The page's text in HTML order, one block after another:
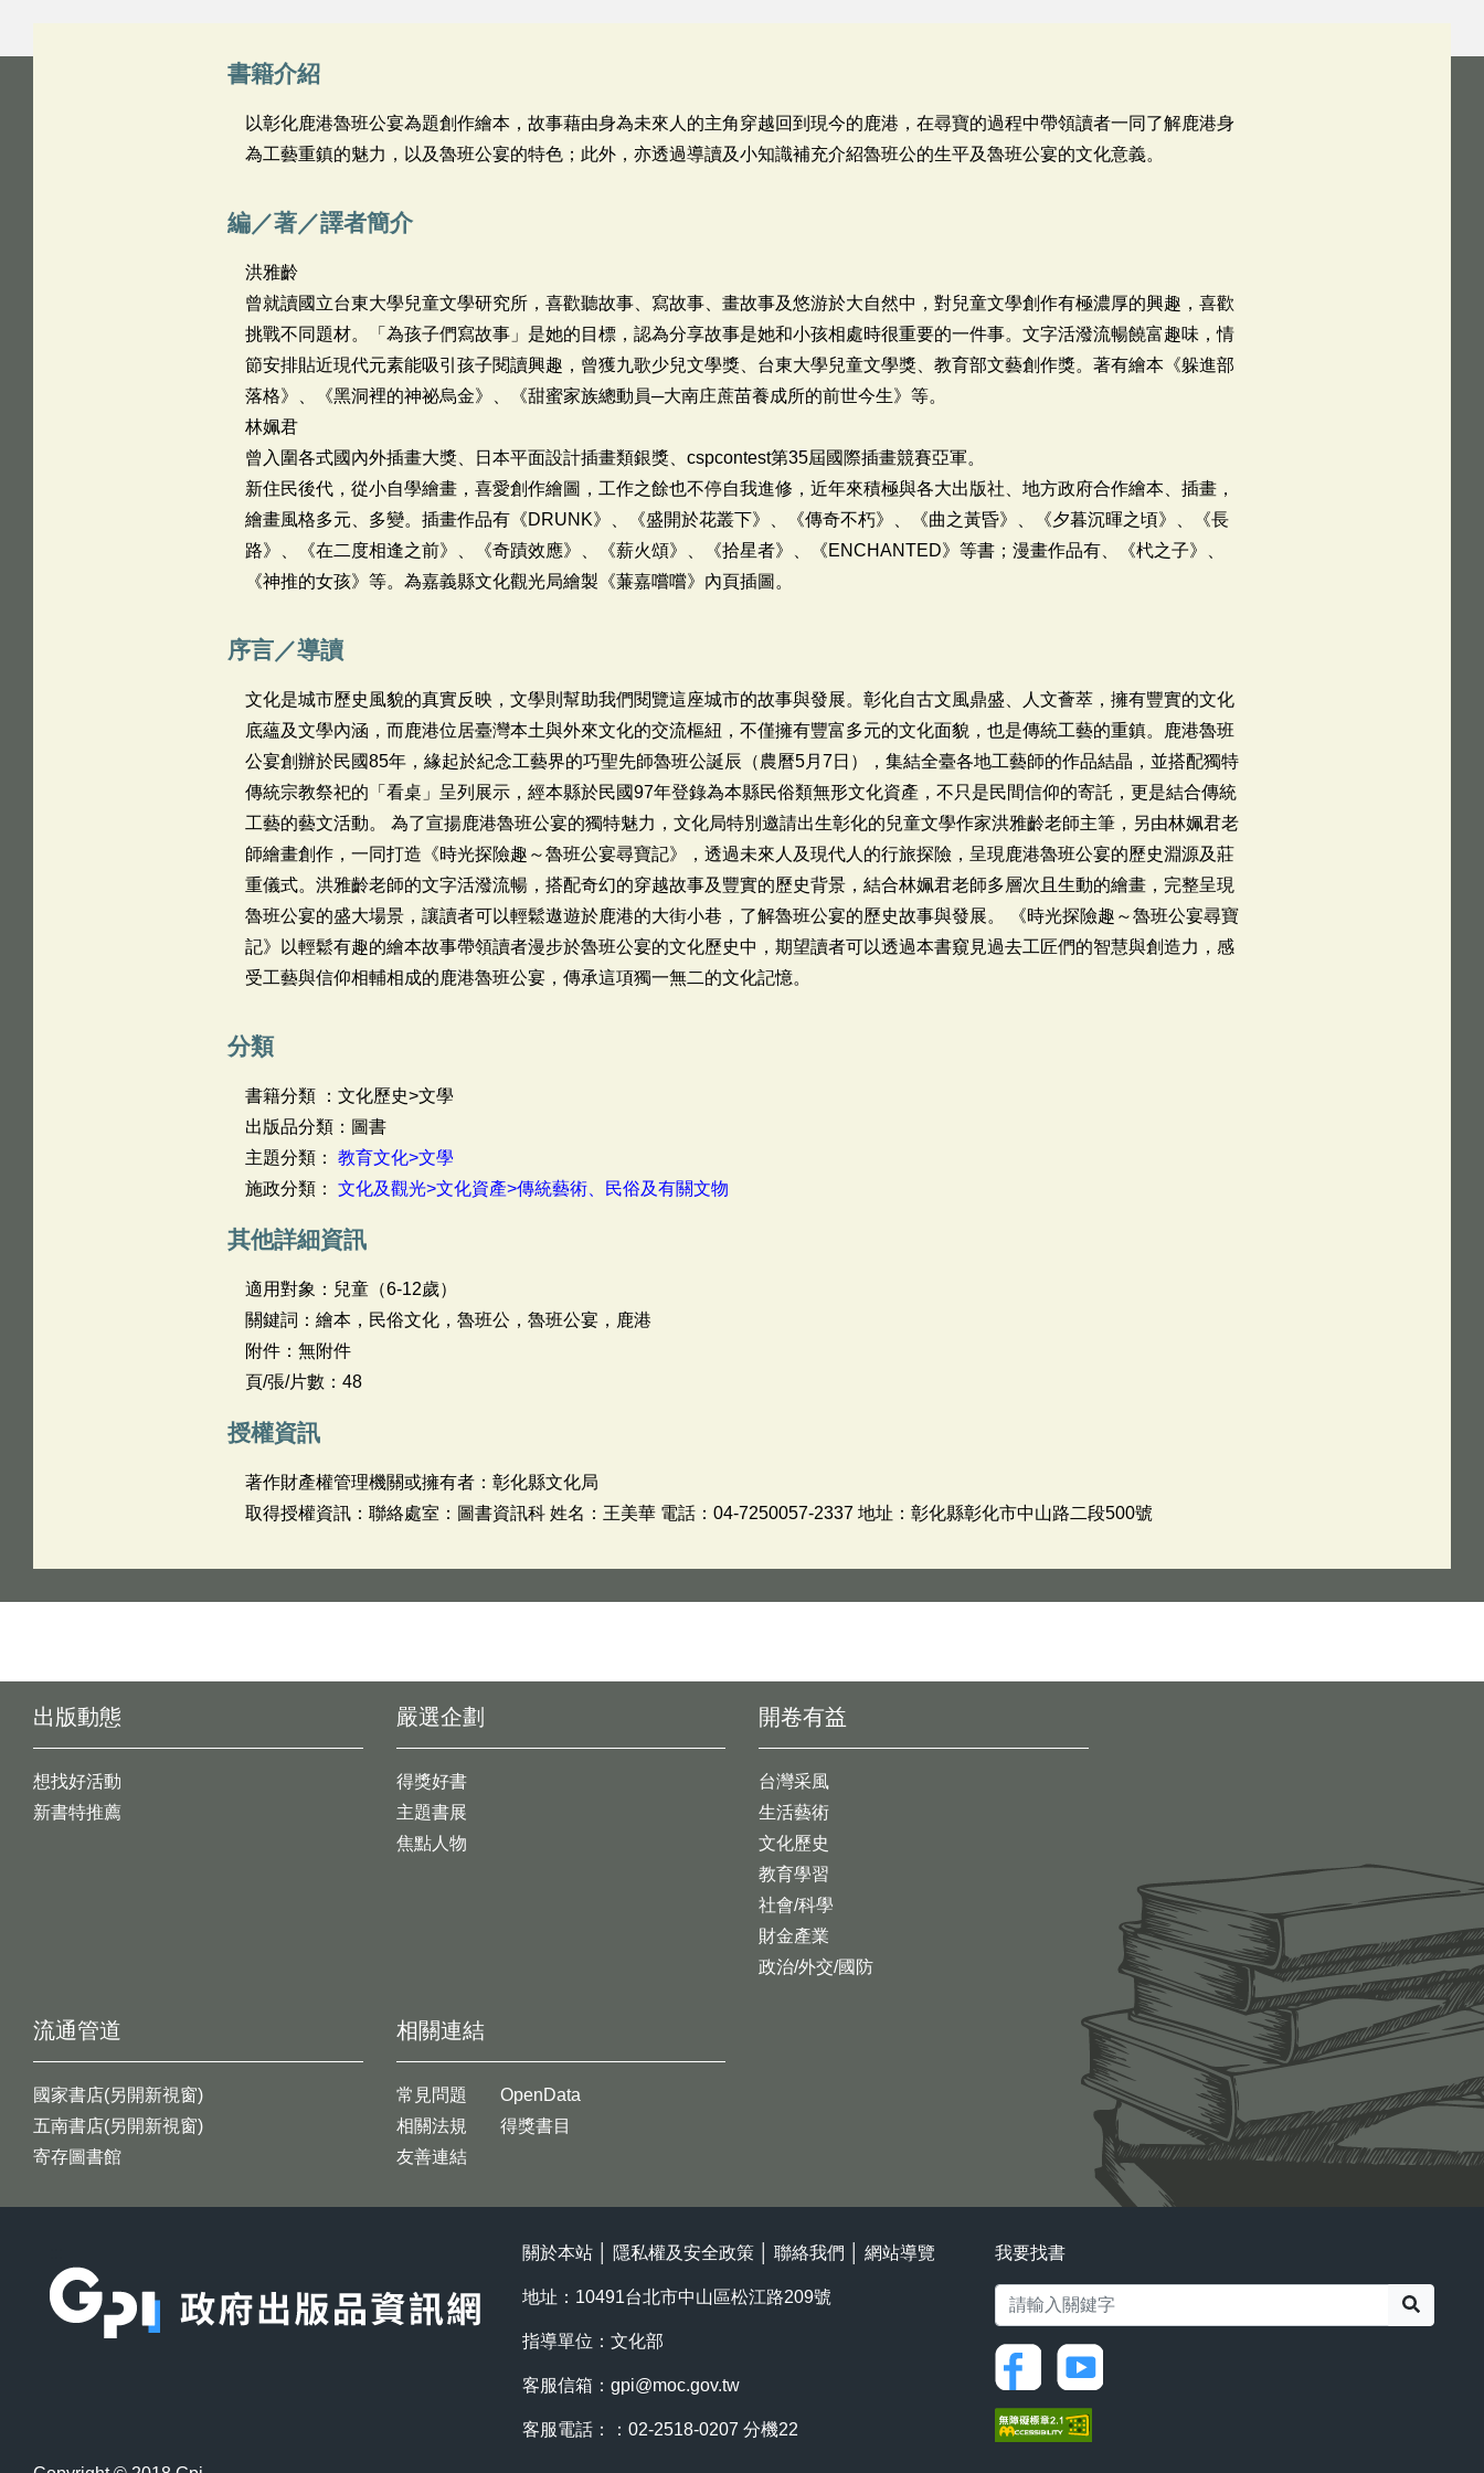
書籍介紹
以彰化鹿港魯班公宴為題創作繪本，故事藉由身為未來人的主角穿越回到現今的鹿港，在尋寶的過程中帶領讀者一同了解鹿港身
為工藝重鎮的魅力，以及魯班公宴的特色；此外，亦透過導讀及小知識補充介紹魯班公的生平及魯班公宴的文化意義。
編／著／譯者簡介
洪雅齡
曾就讀國立台東大學兒童文學研究所，喜歡聽故事、寫故事、畫故事及悠游於大自然中，對兒童文學創作有極濃厚的興趣，喜歡
挑戰不同題材。「為孩子們寫故事」是她的目標，認為分享故事是她和小孩相處時很重要的一件事。文字活潑流暢饒富趣味，情
節安排貼近現代元素能吸引孩子閱讀興趣，曾獲九歌少兒文學獎、台東大學兒童文學獎、教育部文藝創作獎。著有繪本《躲進部
落格》、《黑洞裡的神祕烏金》、《甜蜜家族總動員─大南庄蔗苗養成所的前世今生》等。
林姵君
曾入圍各式國內外插畫大獎、日本平面設計插畫類銀獎、cspcontest第35屆國際插畫競賽亞軍。
新住民後代，從小自學繪畫，喜愛創作繪圖，工作之餘也不停自我進修，近年來積極與各大出版社、地方政府合作繪本、插畫，
繪畫風格多元、多變。插畫作品有《DRUNK》、《盛開於花叢下》、《傳奇不朽》、《曲之黃昏》、《夕暮沉暉之頃》、《長
路》、《在二度相逢之前》、《奇蹟效應》、《薪火頌》、《拾星者》、《ENCHANTED》等書；漫畫作品有、《杙之子》、
《神推的女孩》等。為嘉義縣文化觀光局繪製《蒹嘉嚐嚐》內頁插圖。
序言／導讀
文化是城市歷史風貌的真實反映，文學則幫助我們閱覽這座城市的故事與發展。彰化自古文風鼎盛、人文薈萃，擁有豐實的文化
底蘊及文學內涵，而鹿港位居臺灣本土與外來文化的交流樞紐，不僅擁有豐富多元的文化面貌，也是傳統工藝的重鎮。鹿港魯班
公宴創辦於民國85年，緣起於紀念工藝界的巧聖先師魯班公誕辰（農曆5月7日），集結全臺各地工藝師的作品結晶，並搭配獨特
傳統宗教祭祀的「看桌」呈列展示，經本縣於民國97年登錄為本縣民俗類無形文化資產，不只是民間信仰的寄託，更是結合傳統
工藝的藝文活動。 為了宣揚鹿港魯班公宴的獨特魅力，文化局特別邀請出生彰化的兒童文學作家洪雅齡老師主筆，另由林姵君老
師繪畫創作，一同打造《時光探險趣～魯班公宴尋寶記》，透過未來人及現代人的行旅探險，呈現鹿港魯班公宴的歷史淵源及莊
重儀式。洪雅齡老師的文字活潑流暢，搭配奇幻的穿越故事及豐實的歷史背景，結合林姵君老師多層次且生動的繪畫，完整呈現
魯班公宴的盛大場景，讓讀者可以輕鬆遨遊於鹿港的大街小巷，了解魯班公宴的歷史故事與發展。 《時光探險趣～魯班公宴尋寶
記》以輕鬆有趣的繪本故事帶領讀者漫步於魯班公宴的文化歷史中，期望讀者可以透過本書窺見過去工匠們的智慧與創造力，感
受工藝與信仰相輔相成的鹿港魯班公宴，傳承這項獨一無二的文化記憶。
分類
書籍分類 ：文化歷史>文學
出版品分類：圖書
主題分類： 教育文化>文學
施政分類： 文化及觀光>文化資產>傳統藝術、民俗及有關文物
其他詳細資訊
適用對象：兒童（6-12歲）
關鍵詞：繪本，民俗文化，魯班公，魯班公宴，鹿港
附件：無附件
頁/張/片數：48
授權資訊
著作財產權管理機關或擁有者：彰化縣文化局
取得授權資訊：聯絡處室：圖書資訊科 姓名：王美華 電話：04-7250057-2337 地址：彰化縣彰化市中山路二段500號
出版動態
想找好活動
新書特推薦
開卷有益
台灣采風
生活藝術
文化歷史
教育學習
社會/科學
財金產業
政治/外交/國防
嚴選企劃
得獎好書
主題書展
焦點人物
流通管道
國家書店(另開新視窗)
五南書店(另開新視窗)
寄存圖書館
相關連結
常見問題
相關法規
友善連結
OpenData
得獎書目
關於本站 隱私權及安全政策 聯絡我們 網站導覽
地址：10491台北市中山區松江路209號
指導單位：文化部
客服信箱： gpi@moc.gov.tw
客服電話：：02-2518-0207 分機22
我要找書